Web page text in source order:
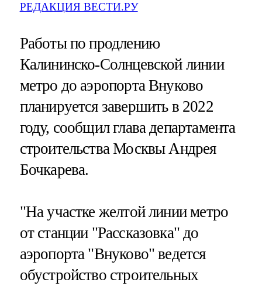
РЕДАКЦИЯ ВЕСТИ.РУ
Работы по продлению
Калининско-Солнцевской линии
метро до аэропорта Внуково
планируется завершить в 2022
году, сообщил глава департамента
строительства Москвы Андрея
Бочкарева.
"На участке желтой линии метро
от станции "Рассказовка" до
аэропорта "Внуково" ведется
обустройство строительных